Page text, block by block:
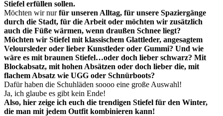
Stiefel erfüllen sollen.
Möchten wir nurfür unseren Alltag, für unsere Spaziergänge
durch die Stadt, für die Arbeit oder möchten wir zusätzlich
auch die Füße wärmen, wenn draußen Schnee liegt?
Möchten wir Stiefel mit klassischem Glattleder, angesagtem
Veloursleder oder lieber Kunstleder oder Gummi? Und wie
wäre es mit braunen Stiefel…oder doch lieber schwarz? Mit
Blockabsatz, mit hohen Absätzen oder doch lieber die, mit
flachem Absatz wie UGG oder Schnürboots?
Dafür haben die Schuhläden soooo eine große Auswahl!
Ja, ich glaube es gibt kein Ende!
Also, hier zeige ich euch die trendigen Stiefel für den Winter,
die man mit jedem Outfit kombinieren kann!